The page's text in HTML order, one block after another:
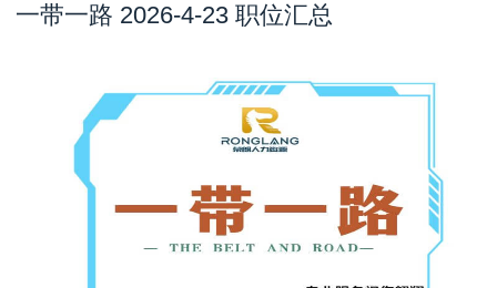
一带一路 2026-4-23 职位汇总